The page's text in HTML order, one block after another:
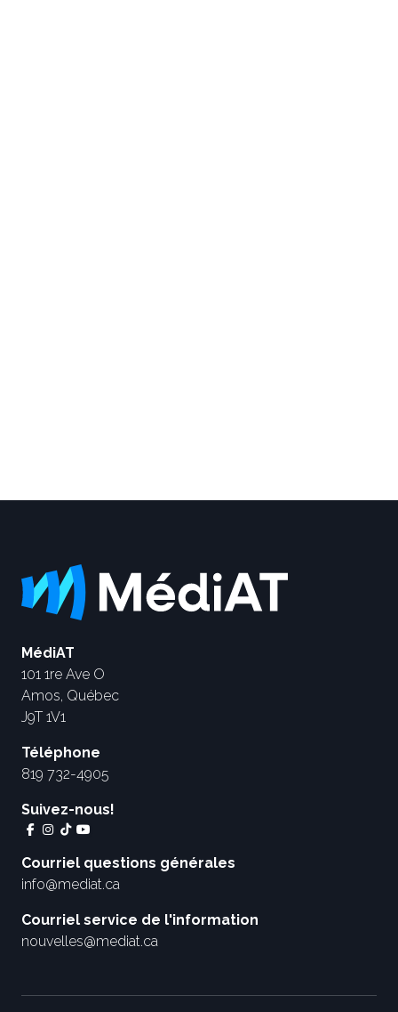
MédiAT
101 1re Ave O
Amos, Québec
J9T 1V1
Téléphone
819 732-4905
Suivez-nous!
Courriel questions générales
info@mediat.ca
Courriel service de l'information
nouvelles@mediat.ca